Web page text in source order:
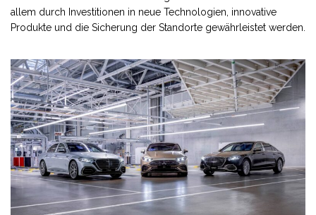
allem durch Investitionen in neue Technologien, innovative
Produkte und die Sicherung der Standorte gewährleistet werden.